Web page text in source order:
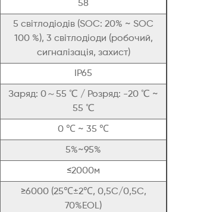
58
5 світлодіодів (SOC: 20% ~ SOC
100 %), 3 світлодіоди (робочий,
сигналізація, захист)
IP65
Заряд: 0～55 ℃ / Розряд: -20 ℃ ~
55 ℃
0 ℃ ~ 35 ℃
5%~95%
≤2000м
≥6000 (25℃±2℃, 0,5C/0,5C,
70%EOL)